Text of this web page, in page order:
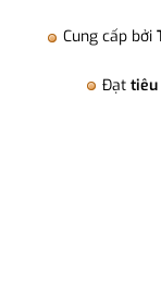
Cung cấp bởi
Đạt tiêu